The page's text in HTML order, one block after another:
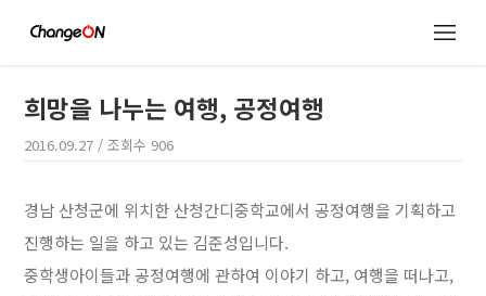
희망을 나누는 여행, 공정여행
2016.09.27 / 조회수 906
경남 산청군에 위치한 산청간디중학교에서 공정여행을 기획하고
진행하는 일을 하고 있는 김준성입니다.
중학생아이들과 공정여행에 관하여 이야기 하고, 여행을 떠나고,